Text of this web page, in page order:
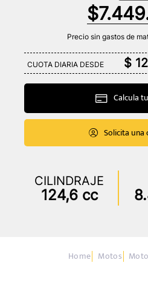
$7.449
Precio sin gastos de
CUOTA DIARIA DESDE $
Calcula
Solicita una
CILINDRAJE
124,6 cc
Motos